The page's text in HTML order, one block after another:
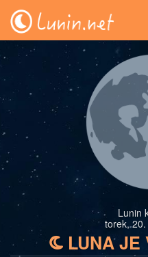
Lunin
torek,
b LUNA JE